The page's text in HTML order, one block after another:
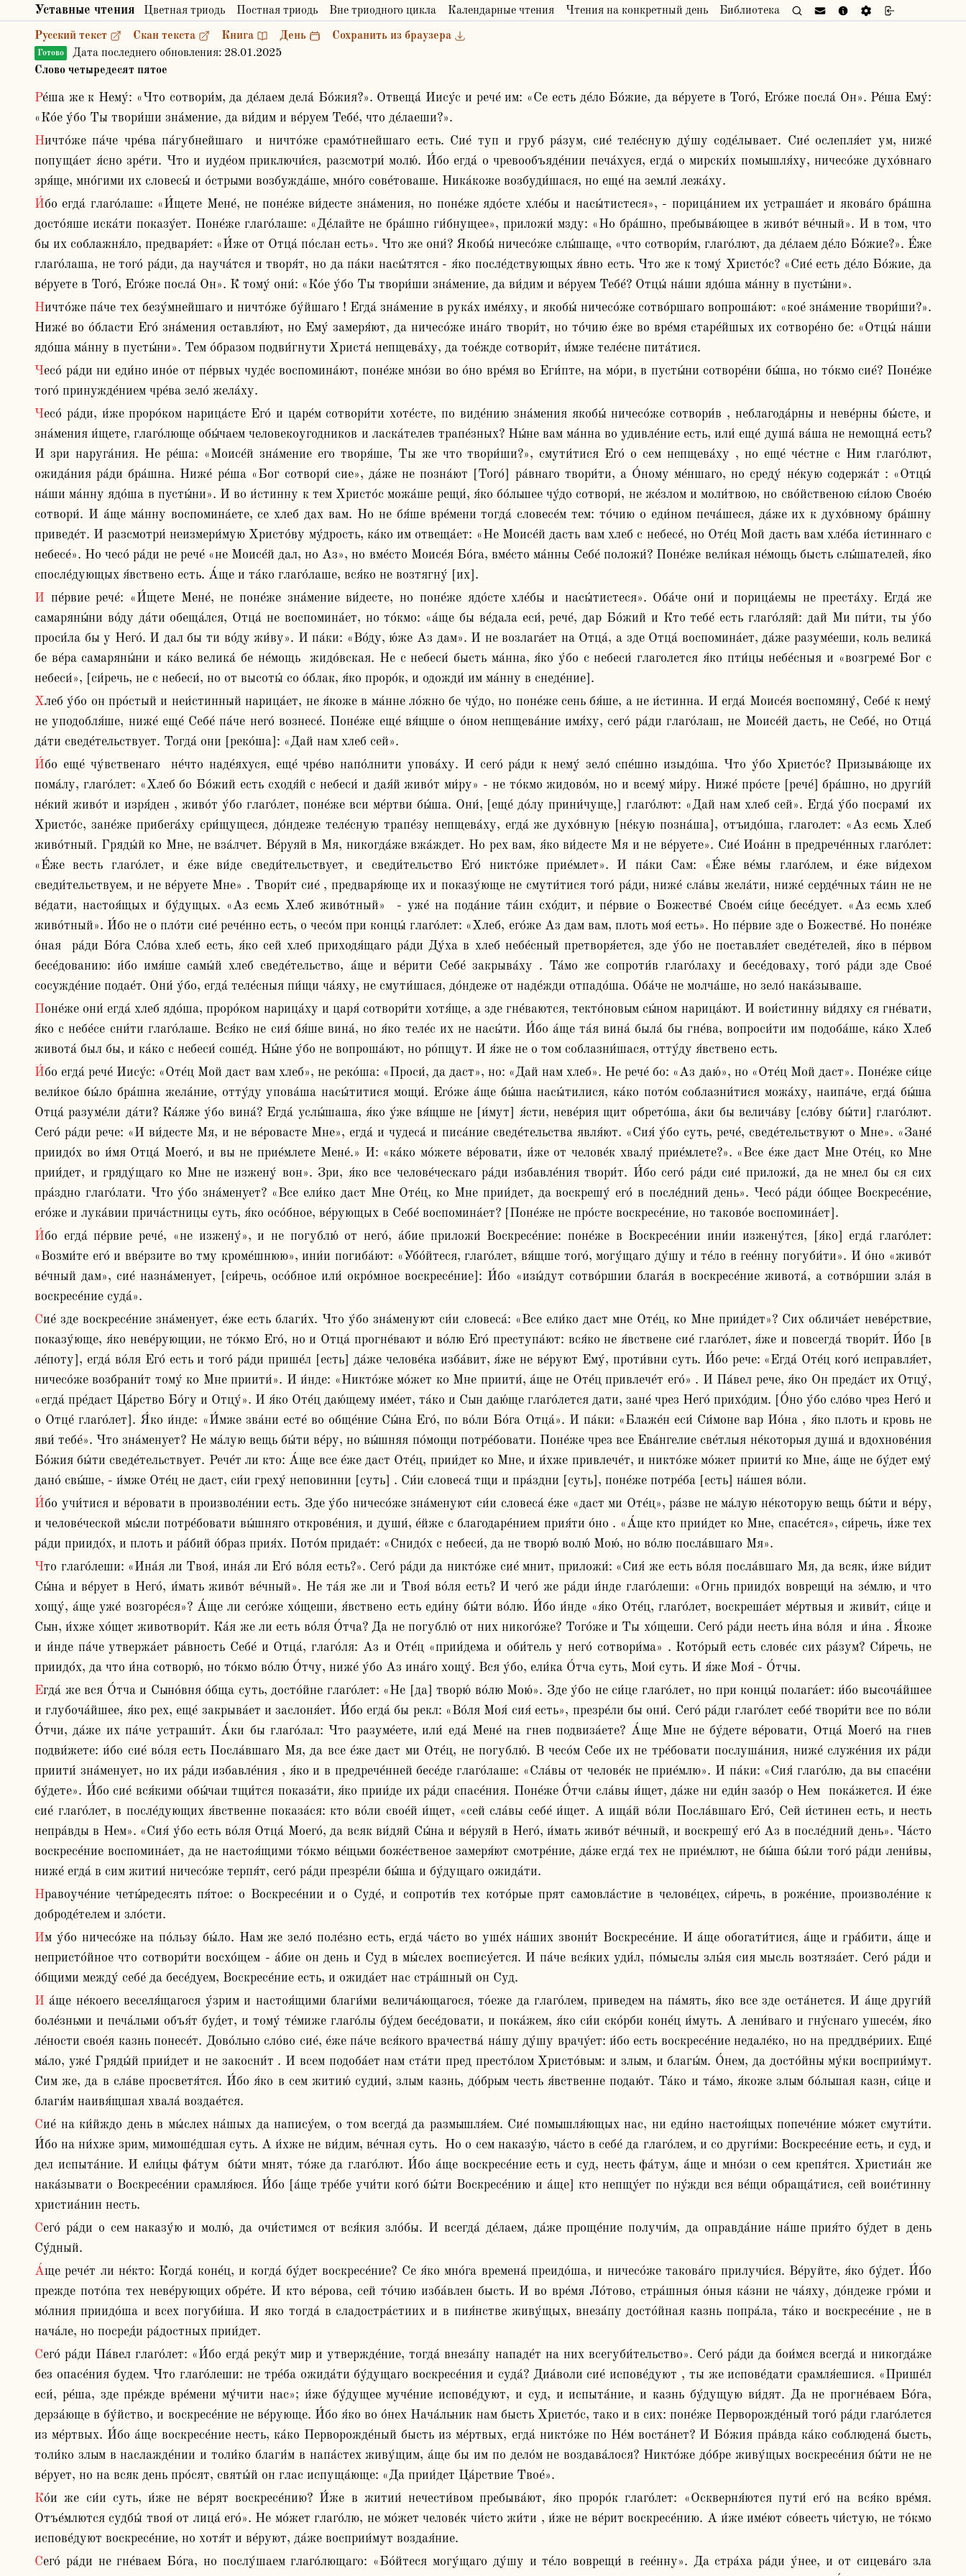
Уставные чтения Цветная триодь Постная триодь Вне триодного цикла Календарные чтения Чтения на конкретный день Библиотека
Русский текст Скан текста Книга День Сохранить из браузера
Готово Дата последнего обновления: 28.01.2025
Слово четыредесят пятое
Ре́ша же к Нему́: «Что сотвори́м, да де́лаем дела́ Бо́жия?». Отвеща́ Иису́с и рече́ им: «Се есть де́ло Бо́жие, да ве́руете в Того́, Его́же посла́ Он». Ре́ша Ему́:
«Ко́е у́бо Ты твори́ши зна́мение, да ви́дим и ве́руем Тебе́, что де́лаеши?».
Ничто́же па́че чре́ва па́губнейшаго  и ничто́же срамо́тнейшаго есть. Сие́ туп и груб ра́зум, сие́ теле́сную ду́шу соде́лывает. Сие́ ослепля́ет ум, ниже́
попуща́ет я́сно зре́ти. Что и иуде́ом приключи́ся, разсмотри́ молю́. И́бо егда́ о чревообъяде́нии печа́хуся, егда́ о мирски́х помышля́ху, ничесо́же духо́внаго
зря́ще, мно́гими их словесы́ и о́стрыми возбужда́ше, мно́го сове́товаше. Ника́коже возбуди́шася, но еще́ на земли́ лежа́ху.
И́бо егда́ глаго́лаше: «И́щете Мене́, не поне́же ви́десте зна́мения, но поне́же ядо́сте хле́бы и насы́тистеся», - порица́нием их устраша́ет и якова́го бра́шна
досто́яше иска́ти показу́ет. Поне́же глаго́лаше: «Де́лайте не бра́шно ги́бнущее», приложи́ мзду: «Но бра́шно, пребыва́ющее в живо́т ве́чный». И в том, что
бы их соблажня́ло, предваря́ет: «И́же от Отца́ по́слан есть». Что же они́? Якобы́ ничесо́же слы́шаще, «что сотвори́м, глаго́лют, да де́лаем де́ло Бо́жие?». Е́же
глаго́лаша, не того́ ра́ди, да науча́тся и творя́т, но да па́ки насы́тятся - я́ко после́дствующых я́вно есть. Что же к тому́ Христо́с? «Сие́ есть де́ло Бо́жие, да
ве́руете в Того́, Его́же посла́ Он». К тому́ они́: «Ко́е у́бо Ты твори́ши зна́мение, да ви́дим и ве́руем Тебе́? Отцы́ на́ши ядо́ша ма́нну в пусты́ни».
Ничто́же па́че тех безу́мнейшаго и ничто́же бу́йшаго ! Егда́ зна́мение в рука́х име́яху, и якобы́ ничесо́же сотво́ршаго вопроша́ют: «кое́ зна́мение твори́ши?».
Ниже́ во о́бласти Его́ зна́мения оставля́ют, но Ему́ замеря́ют, да ничесо́же ина́го твори́т, но то́чию е́же во вре́мя старе́йшых их сотворе́но бе: «Отцы́ на́ши
ядо́ша ма́нну в пусты́ни». Тем о́бразом подви́гнути Христа́ непщева́ху, да тое́жде сотвори́т, и́мже теле́сне пита́тися.
Чесо́ ра́ди ни еди́но ино́е от пе́рвых чуде́с воспомина́ют, поне́же мно́зи во о́но вре́мя во Еги́пте, на мо́ри, в пусты́ни сотворе́ни бы́ша, но то́кмо сие́? Поне́же
того́ принужде́нием чре́ва зело́ жела́ху.
Чесо́ ра́ди, и́же проро́ком нарица́сте Его́ и царе́м сотвори́ти хоте́сте, по виде́нию зна́мения якобы́ ничесо́же сотвори́в , неблагода́рны и неве́рны бы́сте, и
зна́мения и́щете, глаго́люще обы́чаем человекоугодников и ласка́телев трапе́зных? Ны́не вам ма́нна во удивле́ние есть, или́ еще́ душа́ ва́ша не немощна́ есть?
И зри наруга́ния. Не ре́ша: «Моисе́й зна́мение его творя́ше, Ты же что твори́ши?», смути́тися Его́ о сем непщева́ху , но еще́ че́стне с Ним глаго́лют,
ожида́ния ра́ди бра́шна. Ниже́ ре́ша «Бог сотвори́ сие», да́же не позна́ют [Того́] ра́внаго твори́ти, а О́ному ме́ншаго, но среду́ не́кую содержа́т : «Отцы́
на́ши ма́нну ядо́ша в пусты́ни». И во и́стинну к тем Христо́с можа́ше рещи́, я́ко бо́льшее чу́до сотвори́, не же́злом и моли́твою, но сво́йственою си́лою Свое́ю
сотвори́. И а́ще ма́нну воспомина́ете, се хлеб дах вам. Но не бя́ше вре́мени тогда́ словесе́м тем: то́чию о еди́ном печа́шеся, да́же их к духо́вному бра́шну
приведе́т. И разсмотри́ неизмери́мую Христо́ву му́дрость, ка́ко им отвеща́ет: «Не Моисе́й дасть вам хлеб с небесе́, но Оте́ц Мой дасть вам хле́ба и́стиннаго с
небесе́». Но чесо́ ра́ди не рече́ «не Моисе́й дал, но Аз», но вме́сто Моисе́я Бо́га, вме́сто ма́нны Себе́ положи́? Поне́же вели́кая не́мощь бысть слы́шателей, я́ко
спосле́дующых я́вствено есть. А́ще и та́ко глаго́лаше, вся́ко не возтягну́ [их].
И пе́рвие рече́: «И́щете Мене́, не поне́же зна́мение ви́десте, но поне́же ядо́сте хле́бы и насы́тистеся». Оба́че они́ и порица́емы не преста́ху. Егда́ же
самаряны́ни во́ду да́ти обеща́лся, Отца́ не воспомина́ет, но то́кмо: «а́ще бы ве́дала еси́, рече́, дар Бо́жий и Кто тебе́ есть глаго́ляй: дай Ми пи́ти, ты у́бо
проси́ла бы у Него́. И дал бы ти во́ду жи́ву». И па́ки: «Во́ду, ю́же Аз дам». И не возлага́ет на Отца́, а зде Отца́ воспомина́ет, да́же разуме́еши, коль велика́
бе ве́ра самаряны́ни и ка́ко велика́ бе не́мощь  жидо́вская. Не с небеси́ бысть ма́нна, я́ко у́бо с небеси́ глаголется я́ко пти́цы небе́сныя и «возгреме́ Бог с
небеси́», [си́речь, не с небеси́, но от высоты́ со о́блак, я́ко проро́к, и одожди́ им ма́нну в снеде́ние].
Хлеб у́бо он про́стый и неи́стинный нарица́ет, не я́коже в ма́нне ло́жно бе чу́до, но поне́же сень бя́ше, а не и́стинна. И егда́ Моисе́я воспомяну́, Себе́ к нему́
не уподобля́ше, ниже́ еще́ Себе́ па́че него́ вознесе́. Поне́же еще́ вя́щше о о́ном непщева́ние имя́ху, сего́ ра́ди глаго́лаш, не Моисе́й дасть, не Себе́, но Отца́
да́ти сведе́тельствует. Тогда́ они [реко́ша]: «Дай нам хлеб сей».
И́бо еще́ чу́вственаго  не́что наде́яхуся, еще́ чре́во напо́лнити упова́ху. И сего́ ра́ди к нему́ зело́ спе́шно изыдо́ша. Что у́бо Христо́с? Призыва́юще их
пома́лу, глаго́лет: «Хлеб бо Бо́жий есть сходя́й с небеси́ и дая́й живо́т ми́ру» - не то́кмо жидово́м, но и всему́ ми́ру. Ниже́ про́сте [рече́] бра́шно, но други́й
не́кий живо́т и изря́ден , живо́т у́бо глаго́лет, поне́же вси ме́ртви бы́ша. Они́, [еще́ до́лу прини́чуще,] глаго́лют: «Дай нам хлеб сей». Егда́ у́бо посрами́  их
Христо́с, зане́же прибега́ху сри́щущеся, до́ндеже теле́сную трапе́зу непщева́ху, егда́ же духо́вную [не́кую позна́ша], отъидо́ша, глаголет: «Аз есмь Хлеб
живо́тный. Гряды́й ко Мне, не вза́лчет. Ве́руяй в Мя, никогда́же вжа́ждет. Но рех вам, я́ко ви́десте Мя и не ве́руете». Сие́ Иоа́нн в предрече́нных глаго́лет:
«Е́же весть глаго́лет, и е́же ви́де сведи́тельствует, и сведи́тельство Его́ никто́же прие́млет». И па́ки Сам: «Е́же ве́мы глаго́лем, и е́же ви́дехом
сведи́тельствуем, и не ве́руете Мне» . Твори́т сие́ , предваря́юще их и показу́юще не смути́тися того́ ра́ди, ниже́ сла́вы жела́ти, ниже́ серде́чных та́ин не не
ве́дати, настоя́щых и бу́дущых. «Аз есмь Хлеб живо́тный»  - уже́ на пода́ние та́ин схо́дит, и пе́рвие о Божестве́ Свое́м си́це бесе́дует. «Аз есмь хлеб
живо́тный». И́бо не о пло́ти сие́ рече́нно есть, о чесо́м при концы́ глаго́лет: «Хлеб, его́же Аз дам вам, плоть моя́ есть». Но пе́рвие зде о Божестве́. Но поне́же
о́ная  ра́ди Бо́га Сло́ва хлеб есть, я́ко сей хлеб приходя́щаго ра́ди Ду́ха в хлеб небе́сный претворя́ется, зде у́бо не поставля́ет сведе́телей, я́ко в пе́рвом
бесе́дованию: и́бо имя́ше самы́й хлеб сведе́тельство, а́ще и ве́рити Себе́ закрыва́ху . Та́мо же сопроти́в глаго́лаху и бесе́доваху, того́ ра́ди зде Свое́
сосужде́ние подае́т. Они́ у́бо, егда́ теле́сныя пи́щи ча́яху, не смути́шася, до́ндеже от наде́жди отпадо́ша. Оба́че не молча́ше, но зело́ нака́зываше.
Поне́же они́ егда́ хлеб ядо́ша, проро́ком нарица́ху и царя́ сотвори́ти хотя́ще, а зде гне́ваются, текто́новым сы́ном нарица́ют. И вои́стинну ви́дяху ся гне́вати,
я́ко с небе́се сни́ти глаго́лаше. Вся́ко не сия́ бя́ше вина́, но я́ко теле́с их не насы́ти. И́бо а́ще та́я вина́ была́ бы гне́ва, вопроси́ти им подоба́ше, ка́ко Хлеб
живота́ был бы, и ка́ко с небеси́ соше́д. Ны́не у́бо не вопроша́ют, но ро́пщут. И я́же не о том соблазни́шася, отту́ду я́вствено есть.
И́бо егда́ рече́ Иису́с: «Оте́ц Мой даст вам хлеб», не реко́ша: «Проси́, да даст», но: «Дай нам хлеб». Не рече́ бо: «Аз даю́», но «Оте́ц Мой даст». Поне́же си́це
вели́кое бы́ло бра́шна жела́ние, отту́ду упова́ша насы́титися мощи́. Его́же а́ще бы́ша насы́тилися, ка́ко пото́м соблазни́тися можа́ху, наипа́че, егда́ бы́ша
Отца́ разуме́ли да́ти? Ка́яже у́бо вина́? Егда́ услы́шаша, я́ко у́же вя́щше не [и́мут] я́сти, неве́рия щит обрето́ша, а́ки бы велича́ву [сло́ву бы́ти] глаго́лют.
Сего́ ра́ди рече: «И ви́десте Мя, и не ве́ровасте Мне», егда́ и чудеса́ и писа́ние сведе́тельства явля́ют. «Сия́ у́бо суть, рече́, сведе́тельствуют о Мне». «Зане́
приидо́х во и́мя Отца́ Моего́, и вы не прие́млете Мене́.» И: «ка́ко мо́жете ве́ровати, и́же от челове́к хвалу́ прие́млете?». «Все е́же даст Мне Оте́ц, ко Мне
прии́дет, и гряду́щаго ко Мне не изжену́ вон». Зри, я́ко все челове́ческаго ра́ди избавле́ния твори́т. И́бо сего́ ра́ди сие́ приложи́, да не мнел бы ся сих
пра́здно глаго́лати. Что у́бо зна́менует? «Все ели́ко даст Мне Оте́ц, ко Мне прии́дет, да воскрешу́ его́ в после́дний день». Чесо́ ра́ди о́бщее Воскресе́ние,
его́же и лука́вии прича́стницы суть, я́ко осо́бное, ве́рующых в Себе́ воспомина́ет? [Поне́же не про́сте воскресе́ние, но таково́е воспомина́ет].
И́бо егда́ пе́рвие рече́, «не изжену́», и не погублю́ от него́, а́бие приложи́ Воскресе́ние: поне́же в Воскресе́нии ини́и изжену́тся, [я́ко] егда́ глаго́лет:
«Возми́те его́ и вве́рзите во тму кроме́шнюю», ини́и погиба́ют: «Убо́йтеся, глаго́лет, вя́щше того́, могу́щаго ду́шу и те́ло в гее́нну погуби́ти». И о́но «живо́т
ве́чный дам», сие́ назна́менует, [си́речь, осо́бное или́ окро́мное воскресе́ние]: И́бо «изы́дут сотво́ршии блага́я в воскресе́ние живота́, а сотво́ршии зла́я в
воскресе́ние суда́».
Сие́ зде воскресе́ние зна́менует, е́же есть благи́х. Что у́бо зна́менуют си́и словеса́: «Все ели́ко даст мне Оте́ц, ко Мне прии́дет»? Сих облича́ет неве́рствие,
показу́юще, я́ко неве́рующии, не то́кмо Его́, но и Отца́ прогне́вают и во́лю Его́ преступа́ют: вся́ко не я́вствене сие́ глаго́лет, я́же и повсегда́ твори́т. И́бо [в
ле́поту], егда́ во́ля Его́ есть и того́ ра́ди прише́л [есть] да́же челове́ка изба́вит, я́же не ве́руют Ему́, проти́вни суть. И́бо рече: «Егда́ Оте́ц кого́ исправля́ет,
ничесо́же возбрани́т тому́ ко Мне приити́». И и́нде: «Никто́же мо́жет ко Мне приити́, а́ще не Оте́ц привлече́т его́» . И Па́вел рече, я́ко Он преда́ст их Отцу́,
«егда́ пре́даст Ца́рство Бо́гу и Отцу́». И я́ко Оте́ц даю́щему име́ет, та́ко и Сын даю́ще глаго́лется дати, зане́ чрез Него́ прихо́дим. [О́но у́бо сло́во чрез Него́ и
о Отце́ глаго́лет]. Я́ко и́нде: «И́мже зва́ни есте́ во обще́ние Сы́на Его́, по во́ли Бо́га Отца́». И па́ки: «Блаже́н еси́ Си́моне вар Ио́на , я́ко плоть и кровь не
яви́ тебе́». Что зна́менует? Не ма́лую вещь бы́ти ве́ру, но вы́шняя по́мощи потре́бовати. Поне́же чрез все Ева́нгелие све́тлыя не́которыя душа́ и вдохнове́ния
Бо́жия бы́ти сведе́тельствует. Рече́т ли кто: А́ще все е́же даст Оте́ц, прии́дет ко Мне, и и́хже привлече́т, и никто́же мо́жет приити́ ко Мне, а́ще не бу́дет ему́
дано́ свы́ше, - и́мже Оте́ц не даст, си́и греху́ неповинни [суть] . Си́и словеса́ тщи и пра́здни [суть], поне́же потре́ба [есть] на́шея во́ли.
И́бо учи́тися и ве́ровати в произволе́нии есть. Зде у́бо ничесо́же зна́менуют си́и словеса́ е́же «даст ми Оте́ц», ра́зве не ма́лую не́которую вещь бы́ти и ве́ру,
и челове́ческой мы́сли потре́бовати вы́шняго открове́ния, и души́, е́йже с благодаре́нием прия́ти о́но . «А́ще кто прии́дет ко Мне, спасе́тся», си́речь, и́же тех
ра́ди приидо́х, и плоть и ра́бий о́браз прия́х. Пото́м придае́т: «Снидо́х с небеси́, да не творю́ волю́ Мою́, но во́лю посла́вшаго Мя».
Что глаго́леши: «Ина́я ли Твоя́, ина́я ли Его́ во́ля есть?». Сего́ ра́ди да никто́же сие́ мнит, приложи́: «Сия́ же есть во́ля посла́вшаго Мя, да всяк, и́же ви́дит
Сы́на и ве́рует в Него́, и́мать живо́т ве́чный». Не та́я же ли и Твоя́ во́ля есть? И чего́ же ра́ди и́нде глаго́леши: «Огнь приидо́х воврещи́ на зе́млю, и что
хощу́, а́ще уже́ возгоре́ся»? А́ще ли сего́же хо́щеши, я́вствено есть еди́ну бы́ти во́лю. И́бо и́нде «я́ко Оте́ц, глаго́лет, воскреша́ет ме́ртвыя и живи́т, си́це и
Сын, и́хже хо́щет животвори́т. Ка́я же ли есть во́ля О́тча? Да не погублю́ от них никого́же? Того́же и Ты хо́щеши. Сего́ ра́ди несть и́на во́ля  и и́на . Я́коже
и и́нде па́че утвержа́ет ра́вность Себе́ и Отца́, глаго́ля: Аз и Оте́ц «прии́дема и оби́тель у него́ сотвори́ма» . Кото́рый есть слове́с сих ра́зум? Си́речь, не
приидо́х, да что и́на сотворю́, но то́кмо во́лю О́тчу, ниже́ у́бо Аз ина́го хощу́. Вся у́бо, ели́ка О́тча суть, Мои́ суть. И я́же Моя́ - О́тчы.
Егда́ же вся О́тча и Сыно́вня о́бща суть, досто́йне глаго́лет: «Не [да] творю́ во́лю Мою́». Зде у́бо не си́це глаго́лет, но при концы́ полага́ет: и́бо высоча́йшее
и глубоча́йшее, я́ко рех, еще́ закрыва́ет и заслоня́ет. И́бо егда́ бы рекл: «Во́ля Моя́ сия́ есть», презре́ли бы они́. Сего́ ра́ди глаго́лет себе́ твори́ти все по во́ли
О́тчи, да́же их па́че устраши́т. А́ки бы глаго́лал: Что разуме́ете, или́ еда́ Мене́ на гнев подвиза́ете? А́ще Мне не бу́дете ве́ровати, Отца́ Моего́ на гнев
подви́жете: и́бо сие́ во́ля есть Посла́вшаго Мя, да все е́же даст ми Оте́ц, не погублю́. В чесо́м Себе их не тре́бовати послуша́ния, ниже́ служе́ния их ра́ди
приити́ зна́менует, но их ра́ди избавле́ния , я́ко и в предрече́нней бесе́де глаго́лаше: «Сла́вы от челове́к не прие́млю». И па́ки: «Сия́ глаго́лю, да вы спасе́ни
бу́дете». И́бо сие́ вся́кими обы́чаи тщи́тся показа́ти, я́ко прии́де их ра́ди спасе́ния. Поне́же О́тчи сла́вы и́щет, да́же ни еди́н зазо́р о Нем  пока́жется. И е́же
сие́ глаго́лет, в после́дующих я́вственне показа́ся: кто во́ли свое́й и́щет, «сей сла́вы себе́ и́щет. А ища́й во́ли Посла́вшаго Его́, Сей и́стинен есть, и несть
непра́вды в Нем». «Сия́ у́бо есть во́ля Отца́ Моего́, да всяк ви́дяй Сы́на и ве́руяй в Него́, и́мать живо́т ве́чный, и воскрешу́ его́ Аз в после́дний день». Ча́сто
воскресе́ние воспомина́ет, да не настоя́щими то́кмо ве́щьми боже́ственое замеря́ют смотре́ние, да́же егда́ тех не прие́млют, не бы́ша бы́ли того́ ра́ди лени́вы,
ниже́ егда́ в сим житии́ ничесо́же терпя́т, сего́ ра́ди презре́ли бы́ша и бу́дущаго ожида́ти.
Нравоуче́ние четы́редесять пя́тое: о Воскресе́нии и о Суде́, и сопроти́в тех кото́рые прят самовла́стие в челове́цех, си́речь, в роже́ние, произволе́ние к
доброде́телем и зло́сти.
Им у́бо ничесо́же на по́льзу бы́ло. Нам же зело́ поле́зно есть, егда́ ча́сто во уше́х на́ших звони́т Воскресе́ние. И а́ще обогати́тися, а́ще и гра́бити, а́ще и
непристо́йное что сотвори́ти восхо́щем - а́бие он день и Суд в мы́слех воспису́ется. И па́че вся́ких уди́л, по́мыслы злы́я сия мысль возтяза́ет. Сего́ ра́ди и
о́бщими между́ себе́ да бесе́дуем, Воскресе́ние есть, и ожида́ет нас стра́шный он Суд.
И а́ще не́коего веселя́щагося у́зрим и настоя́щими благи́ми велича́ющагося, то́еже да глаго́лем, приведем на па́мять, я́ко все зде оста́нется. И а́ще други́й
боле́зньми и печа́льми объя́т буд́ет, и тому́ те́миже глаго́лы бу́дем бесе́довати, и пока́жем, я́ко си́и ско́рби коне́ц и́муть. А лени́ваго и гну́снаго ушесе́м, я́ко
ле́ности свое́я казнь понесе́т. Дово́льно сло́во сие́, е́же па́че вся́кого врачества́ на́шу ду́шу врачу́ет: и́бо есть воскресе́ние недале́ко, но на преддве́риих. Еще́
ма́ло, уже́ Гряды́й прии́дет и не закосни́т . И всем подоба́ет нам ста́ти пред престо́лом Христо́вым: и злым, и благы́м. О́нем, да досто́йны му́ки восприи́мут.
Сим же, да в сла́ве просветя́тся. И́бо я́ко в сем житию́ судии́, злым казнь, до́брым честь я́вственне подаю́т. Та́ко и та́мо, я́коже злым бо́льшая казн, си́це и
благи́м наивя́щшая хвала́ воздае́тся.
Сие́ на ки́йждо день в мы́слех на́шых да напису́ем, о том всегда́ да размышля́ем. Сие́ помышля́ющых нас, ни еди́но настоя́щых попече́ние мо́жет смути́ти.
И́бо на ни́хже зрим, мимоше́дшая суть. А и́хже не ви́дим, ве́чная суть.  Но о сем наказу́ю, ча́сто в себе́ да глаго́лем, и со други́ми: Воскресе́ние есть, и суд, и
дел испыта́ние. И ели́цы фа́тум  бы́ти мнят, то́же да глаго́лют. И́бо а́ще воскресе́ние есть и суд, несть фа́тум, а́ще и мно́зи о сем крепя́тся. Христиа́н же
нака́зывати о Воскресе́нии срамля́юся. И́бо [а́ще тре́бе учи́ти кого́ бы́ти Воскресе́нию и а́ще] кто непщу́ет по ну́жди вся ве́щи обраща́тися, сей воис́тинну
христиа́нин несть.
Сего́ ра́ди о сем наказу́ю и молю́, да очи́стимся от вся́кия зло́бы. И всегда́ де́лаем, да́же проще́ние получи́м, да оправда́ние на́ше прия́то бу́дет в день
Су́дный.
А́ще рече́т ли не́кто: Когда́ коне́ц, и когда́ бу́дет воскресе́ние? Се я́ко мно́га времена́ преидо́ша, и ничесо́же такова́го прилучи́ся. Ве́руйте, я́ко бу́дет. И́бо
прежде пото́па тех неве́рующих обре́те. И кто ве́рова, сей то́чию изба́влен бысть. И во вре́мя Ло́тово, стра́шныя о́ныя ка́зни не ча́яху, до́ндеже гро́ми и
мо́лния приидо́ша и всех погуби́ша. И яко тогда́ в сладостра́стиих и в пия́нстве живу́щых, внеза́пу досто́йная казнь попра́ла, та́ко и воскресе́ние , не в
нача́ле, но посред́и ра́достных прии́дет.
Сего́ ра́ди Па́вел глаго́лет: «И́бо егда́ реку́т мир и утвержде́ние, тогда́ внеза́пу нападе́т на них всегуби́тельство». Сего́ ра́ди да бои́мся всегда́ и никогда́же
без опасе́ния будем. Что глаго́леши: не тре́ба ожида́ти бу́дущаго воскресе́ния и суда́? Диа́воли сие́ испове́дуют , ты же испове́дати срамля́ешися. «Прише́л
еси́, ре́ша, зде пре́жде вре́мени му́чити нас»; и́же бу́дущее муче́ние испове́дуют, и суд, и испыта́ние, и казнь бу́дущую ви́дят. Да не прогне́ваем Бо́га,
дерза́юще в бу́йство, и воскресе́ние не ве́рующе. И́бо я́ко во о́нех Нача́льник нам бысть Христо́с, тако и в сих: поне́же Перворожде́ный того́ ра́ди глаго́лется
из ме́ртвых. И́бо а́ще воскресе́ние несть, ка́ко Перворожде́ный бысть из ме́ртвых, егда́ никто́же по Не́м воста́нет? И Бо́жия пра́вда ка́ко соблюдена́ бысть,
толи́ко злым в наслажде́нии и толи́ко благи́м в напа́стех живу́щим, а́ще бы им по дело́м не воздава́лося? Никто́же до́бре живу́щых воскресе́ния бы́ти не не
ве́рует, но на всяк день про́сят, святы́й он глас испуща́юще: «Да прии́дет Ца́рствие Твое́».
Ко́и же си́и суть, и́же не ве́рят воскресе́нию? И́же в житии́ нечести́вом пребыва́ют, я́ко проро́к глаго́лет: «Оскверня́ются пути́ его́ на вся́ко вре́мя.
Отъе́млются судбы́ твоя́ от лица́ его́». Не мо́жет глаго́лю, не мо́жет челове́к чи́сто жи́ти , и́же не ве́рит воскресе́нию. А и́же име́ют со́весть чи́стую, не то́кмо
испове́дуют воскресе́ние, но хотя́т и ве́руют, да́же восприи́мут воздая́ние.
Сего́ ра́ди не гне́ваем Бо́га, но послу́шаем глаго́лющаго: «Бо́йтеся могу́щаго ду́шу и те́ло воврещи́ в гее́нну». Да стра́ха ра́ди у́нее, и от сицева́го зла